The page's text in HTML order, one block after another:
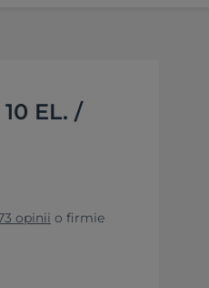
EL. /
opinii o firmie